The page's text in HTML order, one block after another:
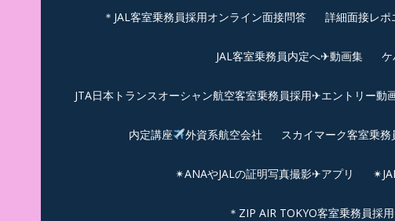
＊JAL客室乗務員採用オンライン面接問答 詳細面接レ
JAL客室乗務員内定へ✈動画集
JTA日本トランスオーシャン航空客室乗務員採用✈エントリー動
内定講座 外資系航空会社 スカイマーク客室乗
✴︎ANAやJALの証明写真撮影✈︎アプリ
＊ZIP AIR TOKYO客室乗務員採